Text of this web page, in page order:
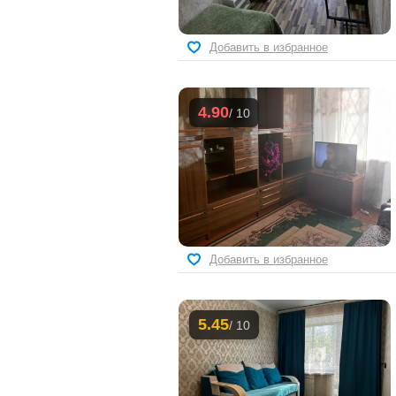
Добавить в избранное
4.90/ 10
Добавить в избранное
5.45/ 10